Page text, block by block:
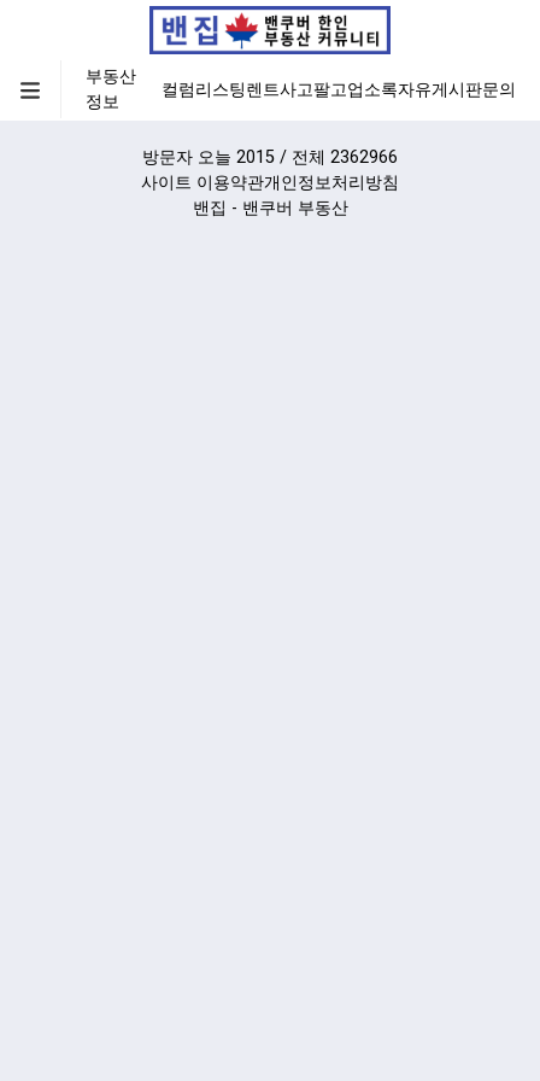
부동산
정보
컬럼리스팅렌트사고팔고업소록자유게시판문의
방문자 오늘 2015 / 전체 2362966
사이트 이용약관개인정보처리방침
밴집 - 밴쿠버 부동산